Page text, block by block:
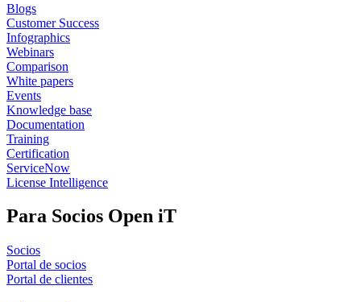
Blogs
Customer Success
Infographics
Webinars
Comparison
White papers
Events
Knowledge base
Documentation
Training
Certification
ServiceNow
License Intelligence
Para Socios Open iT
Socios
Portal de socios
Portal de clientes